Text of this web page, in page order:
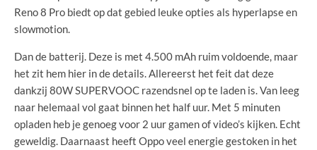
Reno 8 Pro biedt op dat gebied leuke opties als hyperlapse en
slowmotion.
Dan de batterij. Deze is met 4.500 mAh ruim voldoende, maar
het zit hem hier in de details. Allereerst het feit dat deze
dankzij 80W SUPERVOOC razendsnel op te laden is. Van leeg
naar helemaal vol gaat binnen het half uur. Met 5 minuten
opladen heb je genoeg voor 2 uur gamen of video’s kijken. Echt
geweldig. Daarnaast heeft Oppo veel energie gestoken in het